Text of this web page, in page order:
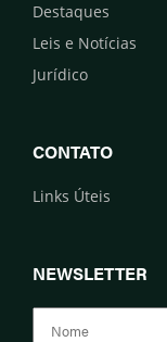
Destaques
Leis e Notícias
Jurídico
CONTATO
Links Úteis
NEWSLETTER